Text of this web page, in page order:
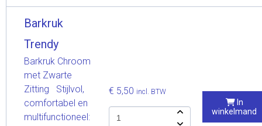
Barkruk
Trendy
Barkruk Chroom
met Zwarte
Zitting Stijlvol,
comfortabel en
multifunctioneel:
€ 5,50 incl. BTW
In
winkelmand